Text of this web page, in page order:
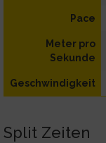
Pace
Meter pro
Sekunde
Geschwindigkeit
Split Zeiten